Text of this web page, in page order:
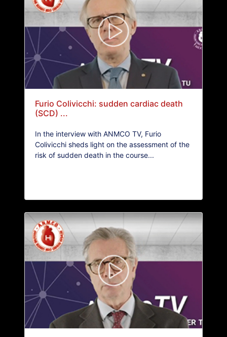
Furio Colivicchi: sudden cardiac death
(SCD) ...
In the interview with ANMCO TV, Furio
Colivicchi sheds light on the assessment of the
risk of sudden death in the course...